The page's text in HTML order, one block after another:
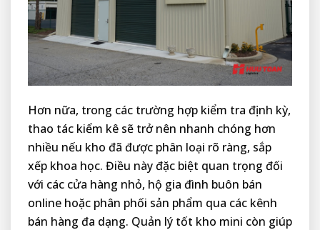
Hơn nữa, trong các trường hợp kiểm tra định kỳ,
thao tác kiểm kê sẽ trở nên nhanh chóng hơn
nhiều nếu kho đã được phân loại rõ ràng, sắp
xếp khoa học. Điều này đặc biệt quan trọng đối
với các cửa hàng nhỏ, hộ gia đình buôn bán
online hoặc phân phối sản phẩm qua các kênh
bán hàng đa dạng. Quản lý tốt kho mini còn giúp